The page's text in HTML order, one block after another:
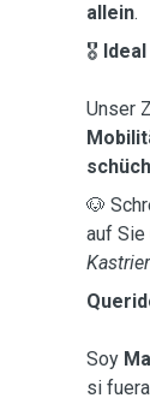
allein.
🎖
Unser
🐶
auf Sie
Soy
si